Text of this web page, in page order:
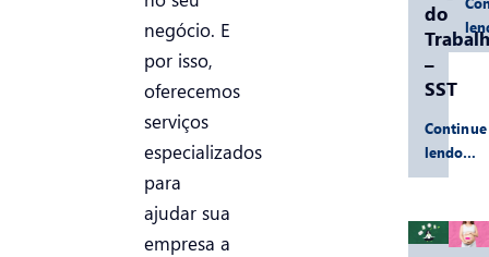
negócio. E
por isso,
oferecemos
serviços
especializados
para
ajudar sua
empresa a
do
–
SST
Continue
lendo…